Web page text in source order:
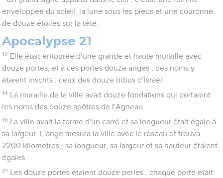
enveloppée du soleil, la lune sous les pieds et une couronne
de douze étoiles sur la tête.
Apocalypse 21
12 Elle était entourée d’une grande et haute muraille avec
douze portes, et à ces portes douze anges ; des noms y
étaient inscrits : ceux des douze tribus d’Israël.
14
La muraille de la ville avait douze fondations qui portaient
les noms des douze apôtres de l'Agneau.
16
La ville avait la forme d'un carré et sa longueur était égale à
sa largeur. L’ange mesura la ville avec le roseau et trouva
2200 kilomètres ; sa longueur, sa largeur et sa hauteur étaient
égales.
21
Les douze portes étaient douze perles ; chaque porte était